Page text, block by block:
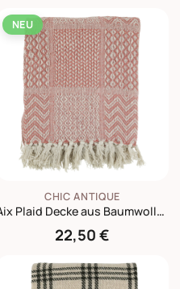
NEU
CHIC ANTIQUE
Aix Plaid Decke aus Baumwoll-Garnüberschuss Coral Blush
22,50 €